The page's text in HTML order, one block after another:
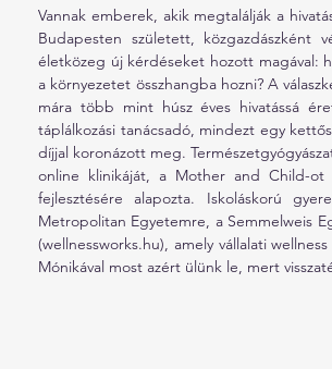
Vannak emberek, akik megtalálják a
Budapesten született,
életközeg új kérdéseket hozott magával:
a környezetet összhangba hozni? A
mára több mint húsz éves hivatássá
táplálkozási tanácsadó, mindezt egy
díjjal koronázott meg.
online klinikáját, a Mother and Child-ot
fejlesztésére alapozta. Iskoláskorú
Metropolitan Egyetemre, a Semmelweis
(wellnessworks.hu), amely vállalati
Mónikával most azért ülünk le, mert